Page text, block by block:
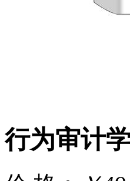
行为审计